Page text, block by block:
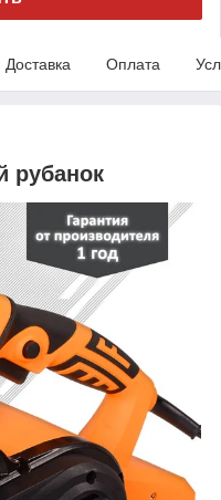
Доставка Оплата
рубанок